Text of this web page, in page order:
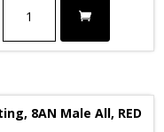
Fitting,
Male
8AN Male All, RED